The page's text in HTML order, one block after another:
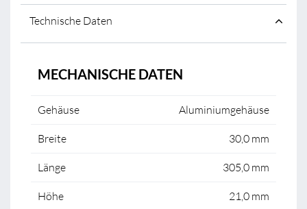
Technische Daten
MECHANISCHE DATEN
Gehäuse Aluminiumgehäuse
Breite 30,0 mm
Länge 305,0 mm
Höhe 21,0 mm